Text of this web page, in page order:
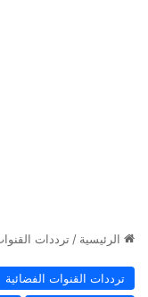
الرئيسية / ترددات
ترددات القنوات الفضائية